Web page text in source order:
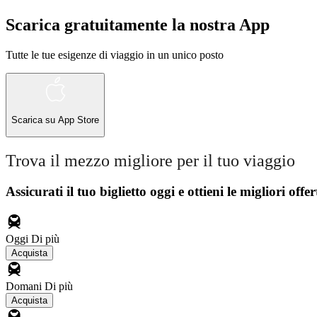
Scarica gratuitamente la nostra App
Tutte le tue esigenze di viaggio in un unico posto
Scarica su App Store
Trova il mezzo migliore per il tuo viaggio
Assicurati il ​​tuo biglietto oggi e ottieni le migliori
Oggi Di più
Acquista
Domani Di più
Acquista